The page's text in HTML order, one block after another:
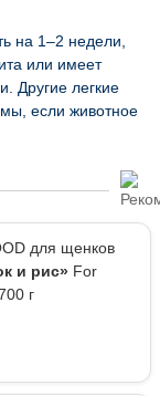
на 1–2 недели,
или имеет
Другие легкие
если животное
для щенков
и рис»For
г